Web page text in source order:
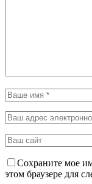
Сохраните мое
этом браузере для